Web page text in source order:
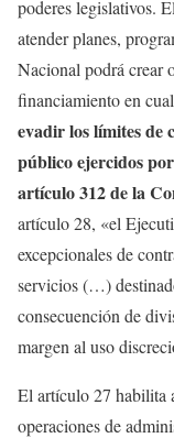
poderes legislativos.
atender planes,
Nacional podrá crear
financiamiento en
evadir los límites de
público ejercidos
artículo 312 de la
artículo 28, «el
excepcionales de
servicios (…)
consecuención de
margen al uso
El artículo 27 habilita
operaciones de